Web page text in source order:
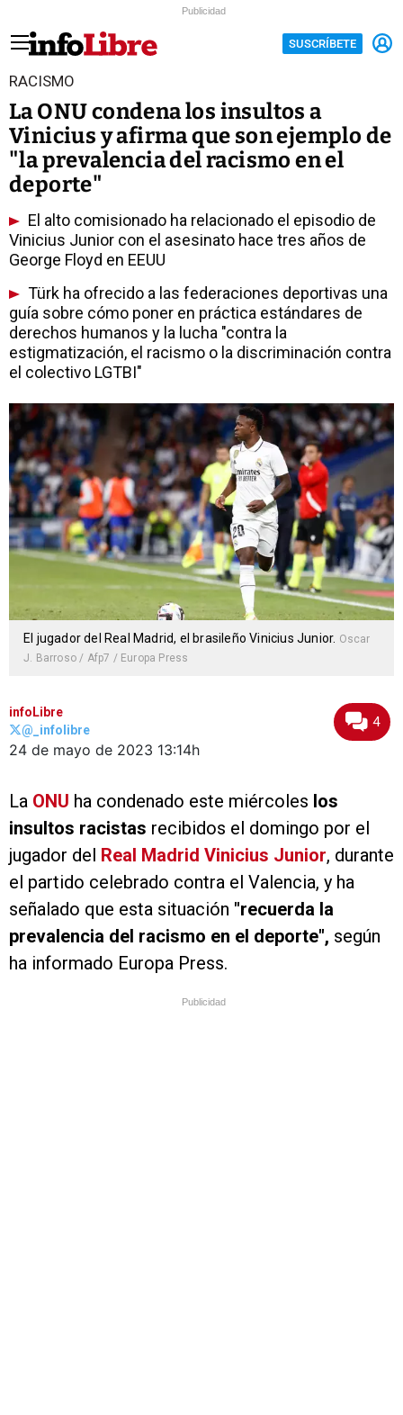
Publicidad
SUSCRÍBETE
RACISMO
La ONU condena los insultos a
Vinicius y afirma que son ejemplo de
"la prevalencia del racismo en el
deporte"
El alto comisionado ha relacionado el episodio de
Vinicius Junior con el asesinato hace tres años de
George Floyd en EEUU
Türk ha ofrecido a las federaciones deportivas una
guía sobre cómo poner en práctica estándares de
derechos humanos y la lucha "contra la
estigmatización, el racismo o la discriminación contra
el colectivo LGTBI"
El jugador del Real Madrid, el brasileño Vinicius Junior. Oscar
J. Barroso / Afp7 / Europa Press
infoLibre
@_infolibre
24 de mayo de 2023 13:14h
4
La ONU ha condenado este miércoles los
insultos racistas recibidos el domingo por el
jugador del Real Madrid Vinicius Junior, durante
el partido celebrado contra el Valencia, y ha
señalado que esta situación "recuerda la
prevalencia del racismo en el deporte", según
ha informado Europa Press.
Publicidad